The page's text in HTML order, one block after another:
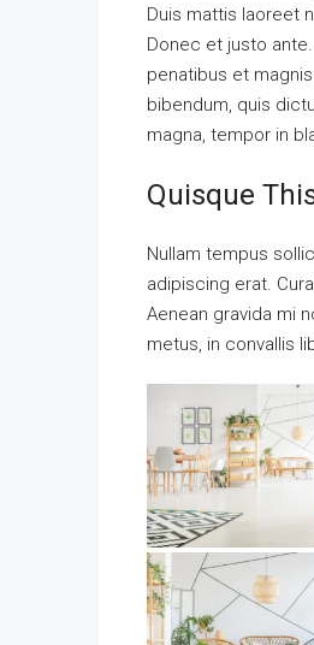
Duis mattis laoreet
Donec et justo
penatibus et
bibendum, quis
magna, tempor in
Quisque
Nullam tempus
adipiscing erat.
Aenean gravida mi
metus, in convallis